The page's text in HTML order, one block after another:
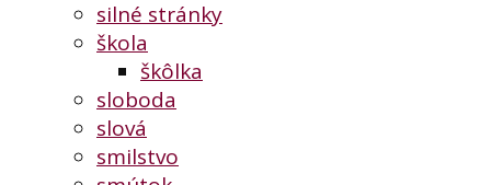
silné stránky
škola
škôlka
sloboda
slová
smilstvo